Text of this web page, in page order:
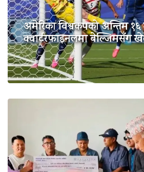
अमेरिका विश्वकपको अन्तिम १६
क्वार्टरफाइनलमा बेल्जिमसँग